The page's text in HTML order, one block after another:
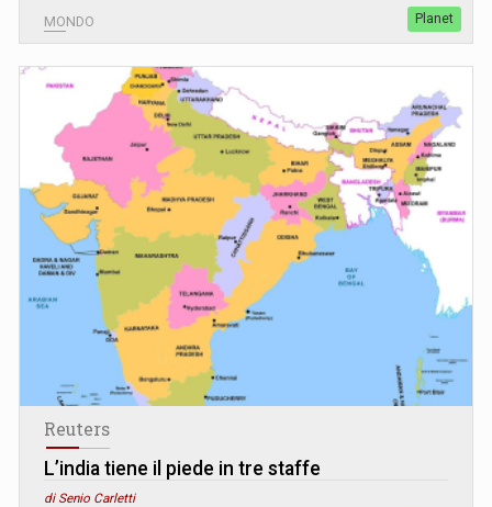
MONDO Planet
Reuters
L’india tiene il piede in tre staffe
di Senio Carletti